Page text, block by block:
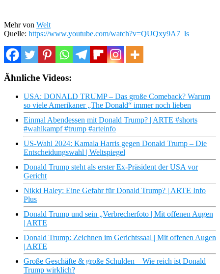
Mehr von Welt
Quelle: https://www.youtube.com/watch?v=QUQxy9A7_ls
Ähnliche Videos:
USA: DONALD TRUMP – Das große Comeback? Warum
so viele Amerikaner „The Donald“ immer noch lieben
Einmal Abendessen mit Donald Trump? | ARTE #shorts
#wahlkampf #trump #arteinfo
US-Wahl 2024: Kamala Harris gegen Donald Trump – Die
Entscheidungswahl | Weltspiegel
Donald Trump steht als erster Ex-Präsident der USA vor
Gericht
Nikki Haley: Eine Gefahr für Donald Trump? | ARTE Info
Plus
Donald Trump und sein „Verbrecherfoto | Mit offenen Augen
| ARTE
Donald Trump: Zeichnen im Gerichtssaal | Mit offenen Augen
| ARTE
Große Geschäfte & große Schulden – Wie reich ist Donald
Trump wirklich?